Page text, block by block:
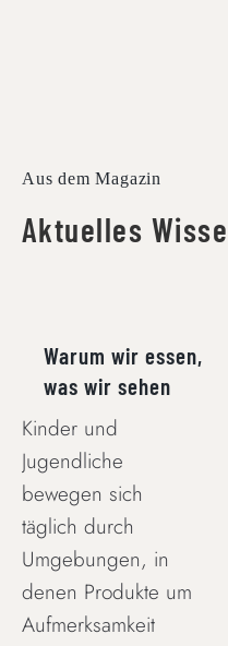
Aus dem Magazin
Aktuelles
Warum wir essen,
was wir sehen
Kinder und
Jugendliche
bewegen sich
täglich durch
Umgebungen, in
denen Produkte um
Aufmerksamkeit